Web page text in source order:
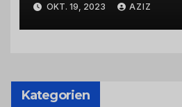
OKT. 19, 2023 AZIZ
Kategorien